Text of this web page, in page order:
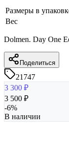
Размеры в
Вес
Dolmen. Day One
Поделиться
21747
3 300 ₽
3 500 ₽
-6%
В наличии